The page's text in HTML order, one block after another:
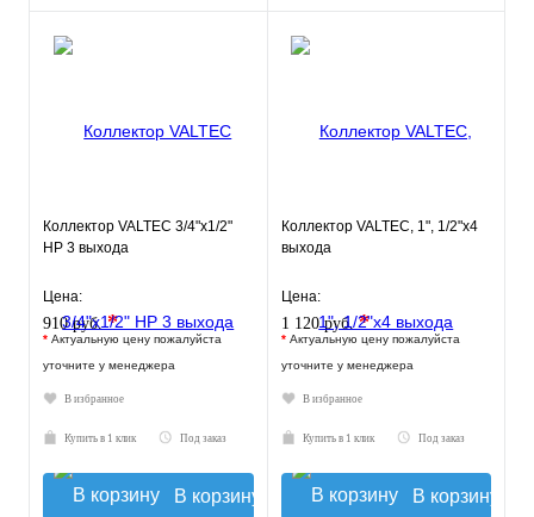
Коллектор VALTEC 3/4"х1/2"
НР 3 выхода
Цена:
910 руб.*
* Актуальную цену пожалуйста
уточните у менеджера
В избранное
Купить в 1 клик Под заказ
В корзину
Коллектор VALTEC, 1", 1/2"х4
выхода
Цена:
1 120 руб.*
* Актуальную цену пожалуйста
уточните у менеджера
В избранное
Купить в 1 клик Под заказ
В корзину